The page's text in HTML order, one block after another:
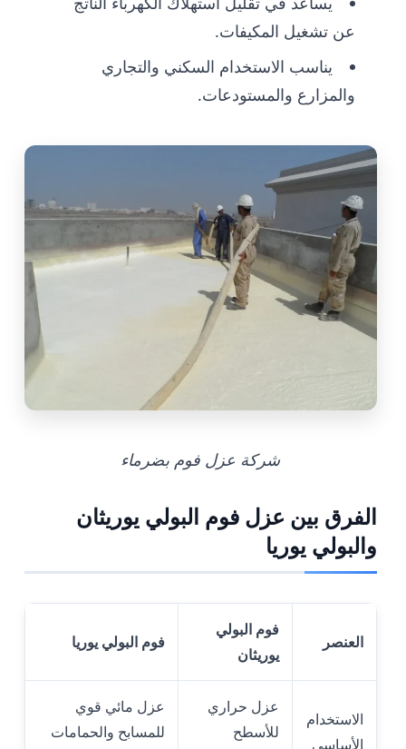
عن تشغيل المكيفات.
يناسب الاستخدام السكني والتجاري
والمزارع والمستودعات.
شركة عزل فوم بضرماء
الفرق بين عزل فوم البولي يوريثان
والبولي يوريا
العنصر
فوم البولي
يوريثان
فوم البولي يوريا
الاستخدام
الأساسي
عزل حراري
للأسطح
عزل مائي قوي
للمسابح والحمامات